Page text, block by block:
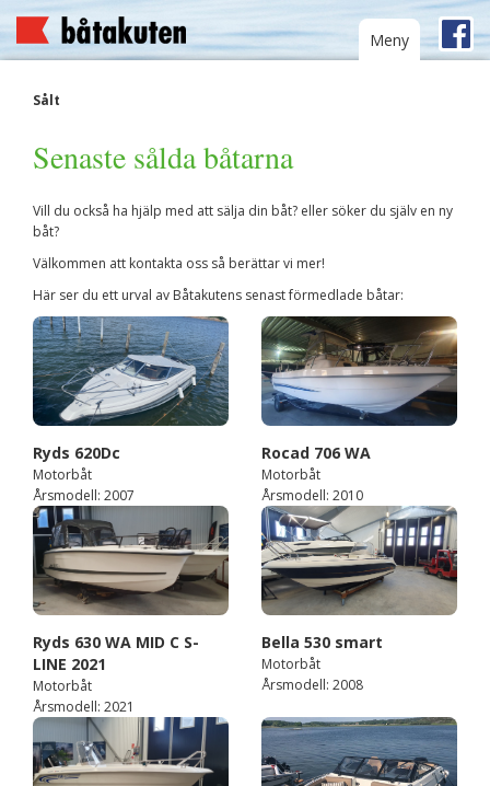
Toggle
navigation
Meny
Sålt
Senaste sålda båtarna
Vill du också ha hjälp med att sälja din båt? eller söker du själv en ny
båt?
Välkommen att kontakta oss så berättar vi mer!
Här ser du ett urval av Båtakutens senast förmedlade båtar:
Ryds 620Dc
Motorbåt
Årsmodell: 2007
Rocad 706 WA
Motorbåt
Årsmodell: 2010
Ryds 630 WA MID C S-
LINE 2021
Motorbåt
Årsmodell: 2021
Bella 530 smart
Motorbåt
Årsmodell: 2008